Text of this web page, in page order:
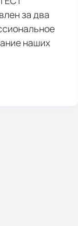
за два
наших